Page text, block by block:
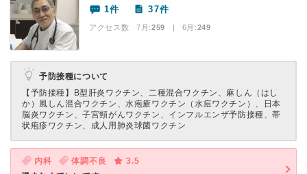
1件 37件
アクセス数 7月:259 | 6月:249
予防接種について
【予防接種】
B型肝炎ワクチン、二種混合ワクチン、麻しん（はし
か）風しん混合ワクチン、水疱瘡ワクチン（水痘ワクチン）、日本
脳炎ワクチン、子宮頸がんワクチン、インフルエンザ予防接種、帯
状疱疹ワクチン、成人用肺炎球菌ワクチン
内科 体調不良
3.5